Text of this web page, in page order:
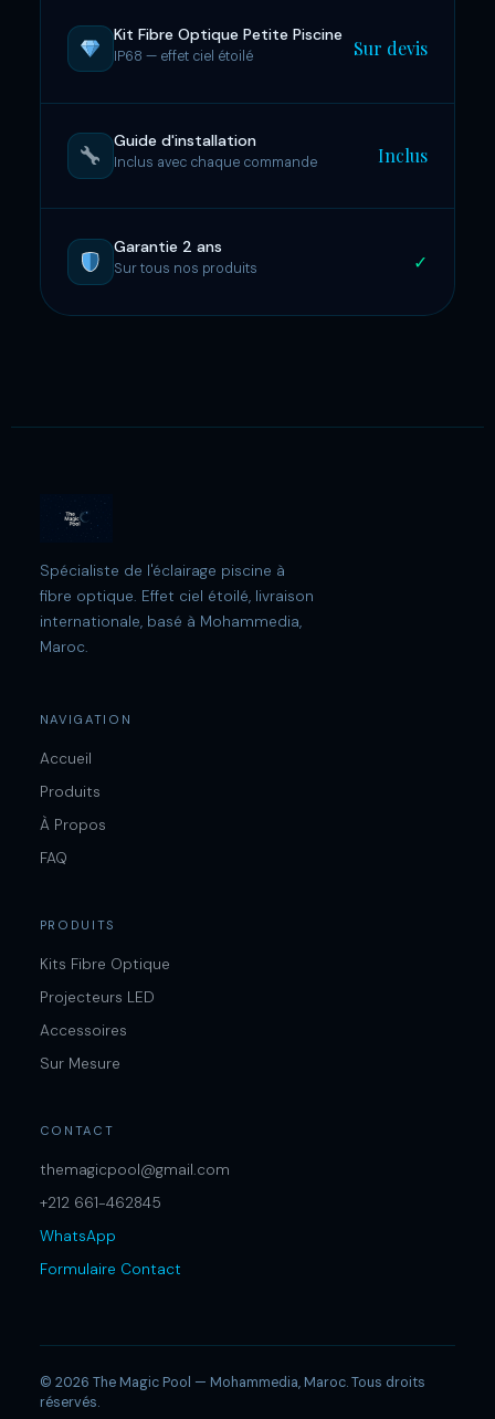
Kit Fibre Optique Petite Piscine
IP68 — effet ciel étoilé Sur devis
Guide d'installation
Inclus avec chaque commande Inclus
Garantie 2 ans
Sur tous nos produits ✓
Laissez vos coordonnées et notre équipe
vous recontacte sous 24h avec un devis
PAYS
Spécialiste de l'éclairage piscine à
fibre optique. Effet ciel étoilé, livraison
internationale, basé à Mohammedia,
Maroc.
NAVIGATION
Accueil
Produits
À Propos
FAQ
PRODUITS
Kits Fibre Optique
Projecteurs LED
Accessoires
Sur Mesure
CONTACT
themagicpool@gmail.com
+212 661-462845
WhatsApp
Formulaire Contact
© 2026 The Magic Pool — Mohammedia, Maroc. Tous droits
réservés.